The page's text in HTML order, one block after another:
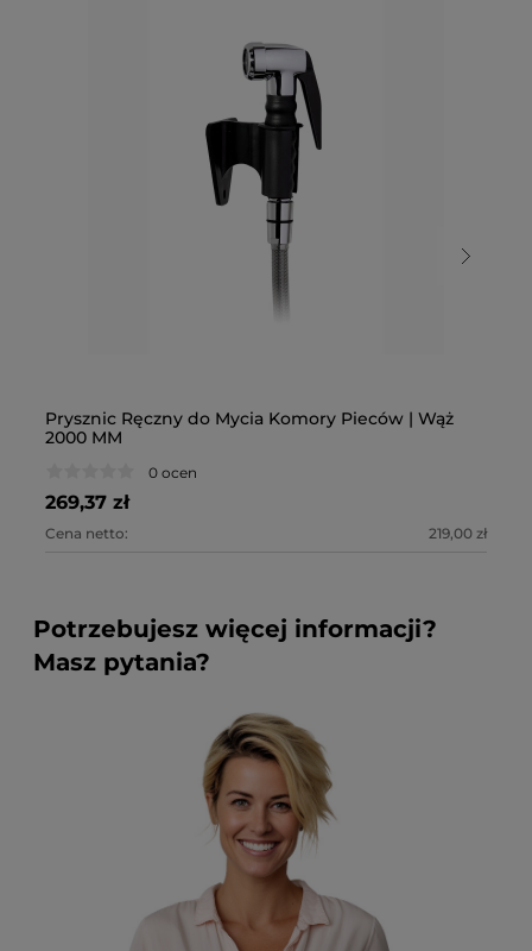
Prysznic Ręczny do Mycia Komory Pieców | Wąż
2000 MM
0 ocen
269,37 zł
Cena netto: 219,00 zł
Potrzebujesz więcej informacji?
Masz pytania?